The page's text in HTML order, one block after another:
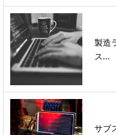
製造
ス...
サブ